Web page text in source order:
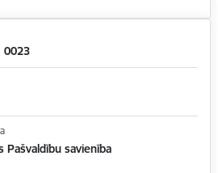
0023
Pašvaldību savienība